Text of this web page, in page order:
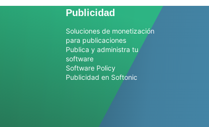
Publicidad
Soluciones de monetización
para publicaciones
Publica y administra tu
software
Software Policy
Publicidad en Softonic